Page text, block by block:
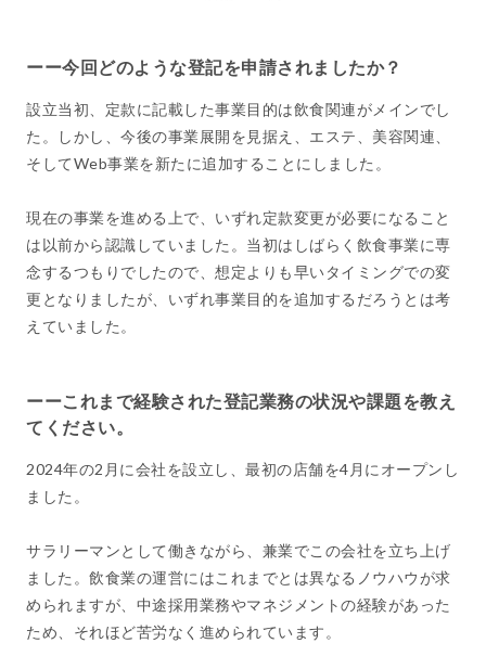
ーー今回どのような登記を申請されましたか？
設立当初、定款に記載した事業目的は飲食関連がメインでし
た。しかし、今後の事業展開を見据え、エステ、美容関連、
そしてWeb事業を新たに追加することにしました。
現在の事業を進める上で、いずれ定款変更が必要になること
は以前から認識していました。当初はしばらく飲食事業に専
念するつもりでしたので、想定よりも早いタイミングでの変
更となりましたが、いずれ事業目的を追加するだろうとは考
えていました。
ーーこれまで経験された登記業務の状況や課題を教え
てください。
2024年の2月に会社を設立し、最初の店舗を4月にオープンし
ました。
サラリーマンとして働きながら、兼業でこの会社を立ち上げ
ました。飲食業の運営にはこれまでとは異なるノウハウが求
められますが、中途採用業務やマネジメントの経験があった
ため、それほど苦労なく進められています。